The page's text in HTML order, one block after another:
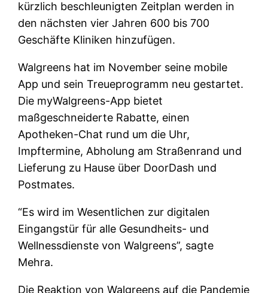
kürzlich beschleunigten Zeitplan werden in
den nächsten vier Jahren 600 bis 700
Geschäfte Kliniken hinzufügen.
Walgreens hat im November seine mobile
App und sein Treueprogramm neu gestartet.
Die myWalgreens-App bietet
maßgeschneiderte Rabatte, einen
Apotheken-Chat rund um die Uhr,
Impftermine, Abholung am Straßenrand und
Lieferung zu Hause über DoorDash und
Postmates.
“Es wird im Wesentlichen zur digitalen
Eingangstür für alle Gesundheits- und
Wellnessdienste von Walgreens”, sagte
Mehra.
Die Reaktion von Walgreens auf die Pandemie